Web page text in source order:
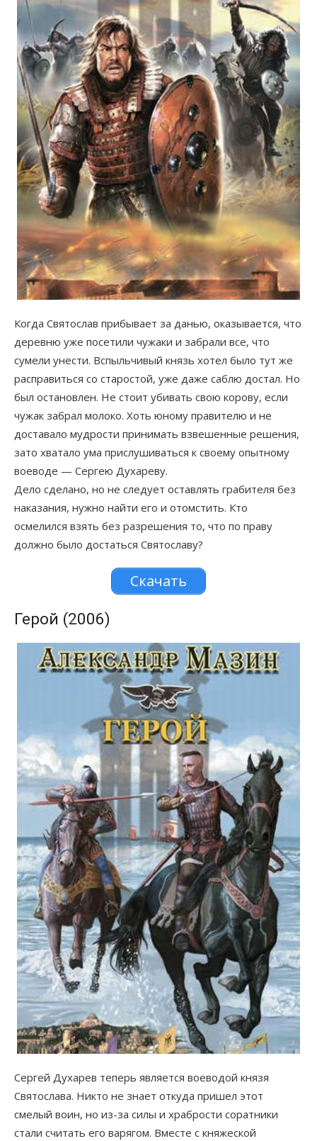
Когда Святослав прибывает за данью, оказывается, что
деревню уже посетили чужаки и забрали все, что
сумели унести. Вспыльчивый князь хотел было тут же
расправиться со старостой, уже даже саблю достал. Но
был остановлен. Не стоит убивать свою корову, если
чужак забрал молоко. Хоть юному правителю и не
доставало мудрости принимать взвешенные решения,
зато хватало ума прислушиваться к своему опытному
воеводе — Сергею Духареву.
Дело сделано, но не следует оставлять грабителя без
наказания, нужно найти его и отомстить. Кто
осмелился взять без разрешения то, что по праву
должно было достаться Святославу?
Скачать
Герой (2006)
Сергей Духарев теперь является воеводой князя
Святослава. Никто не знает откуда пришел этот
смелый воин, но из-за силы и храбрости соратники
стали считать его варягом. Вместе с княжеской